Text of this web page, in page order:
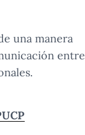
una manera
entre